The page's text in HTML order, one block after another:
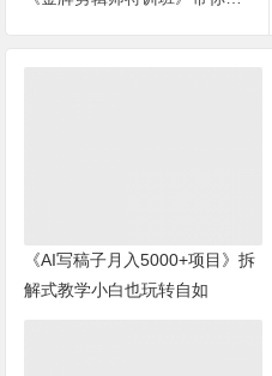
《AI写稿子月入5000+项目》拆
解式教学小白也玩转自如